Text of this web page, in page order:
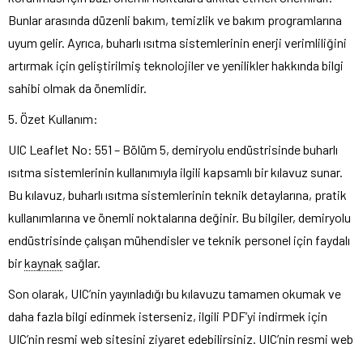
Bunlar arasında düzenli bakım, temizlik ve bakım programlarına
uyum gelir. Ayrıca, buharlı ısıtma sistemlerinin enerji verimliliğini
artırmak için geliştirilmiş teknolojiler ve yenilikler hakkında bilgi
sahibi olmak da önemlidir.
5. Özet Kullanım:
UIC Leaflet No: 551 – Bölüm 5, demiryolu endüstrisinde buharlı
ısıtma sistemlerinin kullanımıyla ilgili kapsamlı bir kılavuz sunar.
Bu kılavuz, buharlı ısıtma sistemlerinin teknik detaylarına, pratik
kullanımlarına ve önemli noktalarına değinir. Bu bilgiler, demiryolu
endüstrisinde çalışan mühendisler ve teknik personel için faydalı
birkaynak sağlar.
Son olarak, UIC’nin yayınladığı bu kılavuzu tamamen okumak ve
daha fazla bilgi edinmek isterseniz, ilgili PDF’yi indirmek için
UIC’nin resmi web sitesini ziyaret edebilirsiniz. UIC’nin resmi web